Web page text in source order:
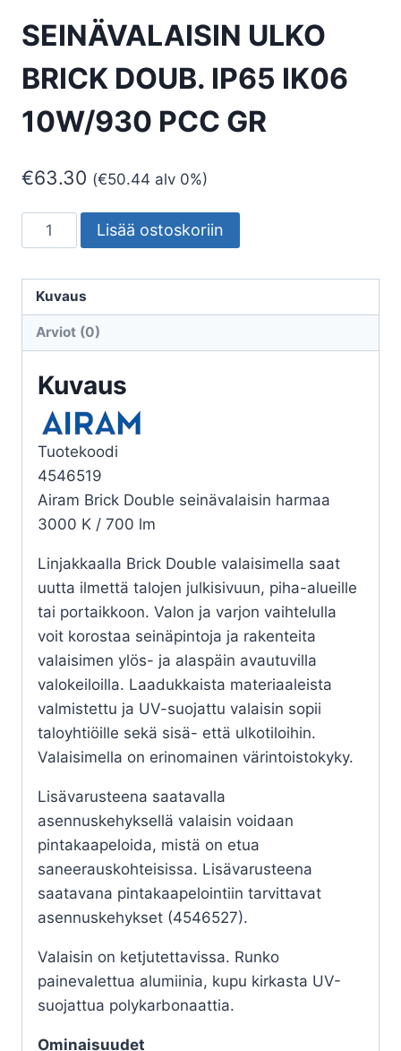
SEINÄVALAISIN ULKO
BRICK DOUB. IP65 IK06
10W/930 PCC GR
€63.30 (€50.44 alv 0%)
SEINÄVALAISIN
ULKO
DOUB.
IP65
PCC
määrä
Lisää ostoskoriin
Kuvaus
Arviot (0)
Kuvaus
Tuotekoodi
4546519
Airam Brick Double seinävalaisin harmaa
3000 K / 700 lm
Linjakkaalla Brick Double valaisimella saat
uutta ilmettä talojen julkisivuun, piha-alueille
tai portaikkoon. Valon ja varjon vaihtelulla
voit korostaa seinäpintoja ja rakenteita
valaisimen ylös- ja alaspäin avautuvilla
valokeiloilla. Laadukkaista materiaaleista
valmistettu ja UV-suojattu valaisin sopii
taloyhtiöille sekä sisä- että ulkotiloihin.
Valaisimella on erinomainen värintoistokyky.
Lisävarusteena saatavalla
asennuskehyksellä valaisin voidaan
pintakaapeloida, mistä on etua
saneerauskohteisissa. Lisävarusteena
saatavana pintakaapelointiin tarvittavat
asennuskehykset (4546527).
Valaisin on ketjutettavissa. Runko
painevalettua alumiinia, kupu kirkasta UV-
suojattua polykarbonaattia.
Ominaisuudet